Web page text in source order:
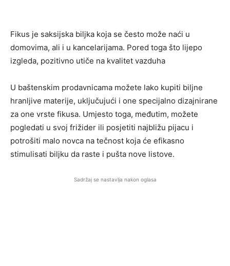
Fikus je saksijska biljka koja se često može naći u
domovima, ali i u kancelarijama. Pored toga što lijepo
izgleda, pozitivno utiče na kvalitet vazduha
U baštenskim prodavnicama možete lako kupiti biljne
hranljive materije, uključujući i one specijalno dizajnirane
za one vrste fikusa. Umjesto toga, međutim, možete
pogledati u svoj frižider ili posjetiti najbližu pijacu i
potrošiti malo novca na tečnost koja će efikasno
stimulisati biljku da raste i pušta nove listove.
Sadržaj se nastavlja nakon oglasa